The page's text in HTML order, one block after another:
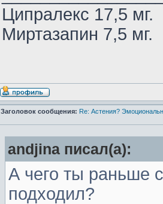
Ципралекс 17,5 мг.
Миртазапин 7,5 мг.
Заголовок сообщения: Re: Астения?
andjina писал(а):
А чего ты раньше
подходил?